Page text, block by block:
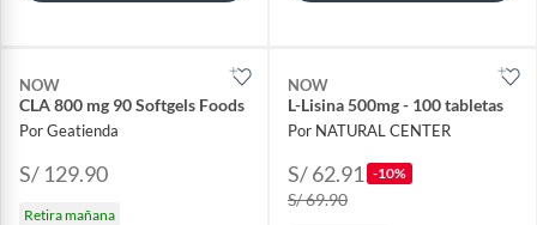
NOW
CLA 800 mg 90 Softgels Foods
Por Geatienda
S/ 129.90
Retira mañana
NOW
L-Lisina 500mg - 100 tabletas
Por NATURAL CENTER
S/ 62.91 -10%
S/ 69.90